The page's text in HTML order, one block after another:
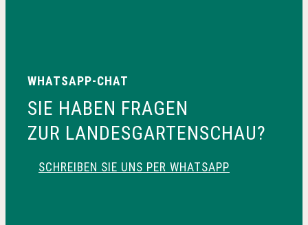
WHATSAPP-CHAT
SIE HABEN FRAGEN
ZUR LANDESGARTENSCHAU?
SCHREIBEN SIE UNS PER WHATSAPP